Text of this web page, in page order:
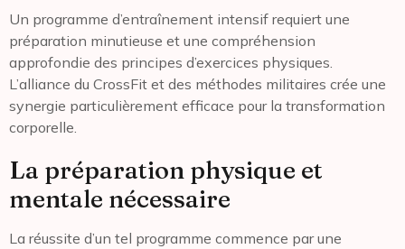
Un programme d’entraînement intensif requiert une
préparation minutieuse et une compréhension
approfondie des principes d’exercices physiques.
L’alliance du CrossFit et des méthodes militaires crée une
synergie particulièrement efficace pour la transformation
corporelle.
La préparation physique et
mentale nécessaire
La réussite d’un tel programme commence par une